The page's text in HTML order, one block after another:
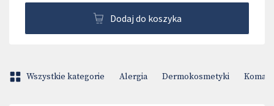
Dodaj do koszyka
Wszystkie kategorie Alergia Dermokosmetyki